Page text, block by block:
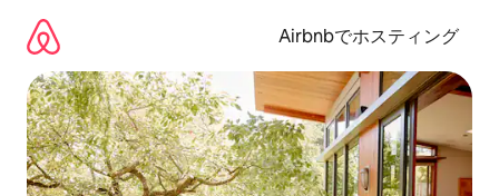
Airbnbでホスティング